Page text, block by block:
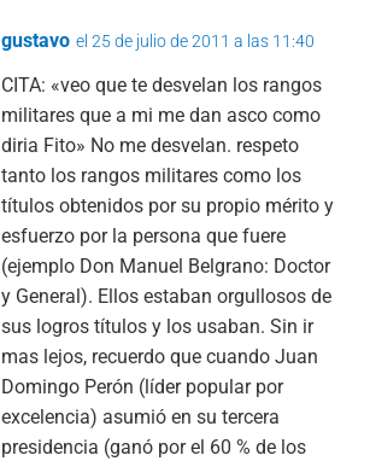
gustavo el 25 de julio de 2011 a las 11:40
CITA: «veo que te desvelan los rangos
militares que a mi me dan asco como
diria Fito» No me desvelan. respeto
tanto los rangos militares como los
títulos obtenidos por su propio mérito y
esfuerzo por la persona que fuere
(ejemplo Don Manuel Belgrano: Doctor
y General). Ellos estaban orgullosos de
sus logros títulos y los usaban. Sin ir
mas lejos, recuerdo que cuando Juan
Domingo Perón (líder popular por
excelencia) asumió en su tercera
presidencia (ganó por el 60 % de los